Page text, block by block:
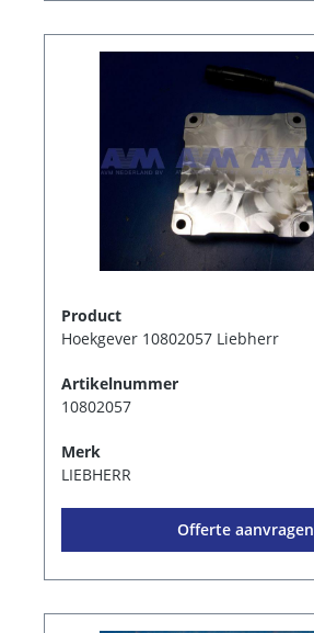
Product
Hoekgever 10802057 Liebherr
Artikelnummer
10802057
Merk
LIEBHERR
Offerte aanvragen